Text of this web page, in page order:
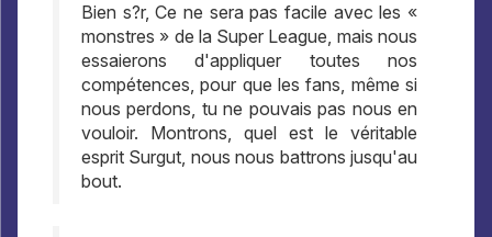
Bien s?r, Ce ne sera pas facile avec les «
monstres » de la Super League, mais nous
essaierons d'appliquer toutes nos
compétences, pour que les fans, même si
nous perdons, tu ne pouvais pas nous en
vouloir. Montrons, quel est le véritable
esprit Surgut, nous nous battrons jusqu'au
bout.